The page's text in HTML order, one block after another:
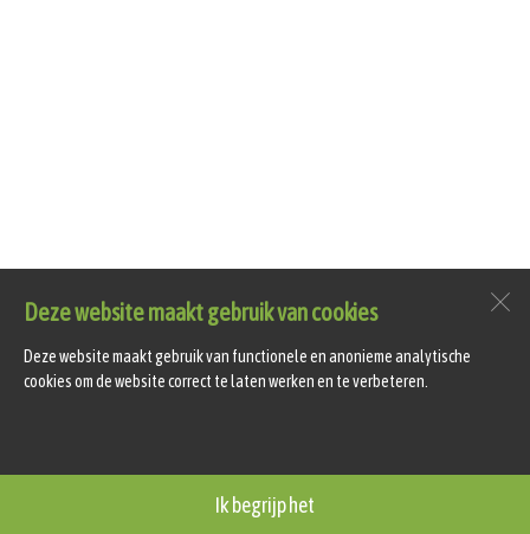
Deze website maakt gebruik van cookies
Deze website maakt gebruik van functionele en anonieme analytische
cookies om de website correct te laten werken en te verbeteren.
Ik begrijp het